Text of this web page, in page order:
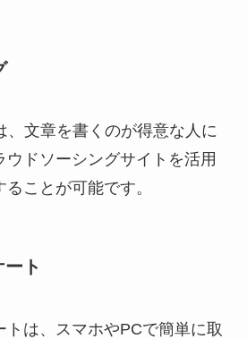
、文章を書くのが得意な人に
ウドソーシングサイトを活用
ことが可能です。
ト
トは、スマホやPCで簡単に取